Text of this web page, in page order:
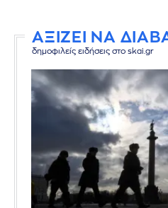
ΑΞΙΖΕΙ ΝΑ
δημοφιλείς ειδήσεις στο skai.gr